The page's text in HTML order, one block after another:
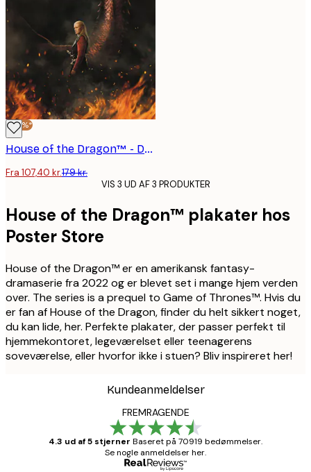
-40%*
House of the Dragon™ - Daemon Targaryen Plakat
Fra 107,40 kr.179 kr.
VIS 3 UD AF 3 PRODUKTER
House of the Dragon™ plakater hos
Poster Store
House of the Dragon™ er en amerikansk fantasy-
dramaserie fra 2022 og er blevet set i mange hjem verden
over. The series is a prequel to Game of Thrones™. Hvis du
er fan af House of the Dragon, finder du helt sikkert noget,
du kan lide, her. Perfekte plakater, der passer perfekt til
hjemmekontoret, legeværelset eller teenagerens
soveværelse, eller hvorfor ikke i stuen? Bliv inspireret her!
Kundeanmeldelser
FREMRAGENDE
4.3 ud af 5 stjerner Baseret på 70919 bedømmelser.
Se nogle anmeldelser her.